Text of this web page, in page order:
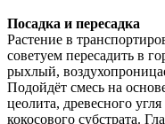
Посадка и пересадка
Растение в
советуем пересадить в
рыхлый,
Подойдёт смесь на
цеолита, древесного
кокосового субстрата.